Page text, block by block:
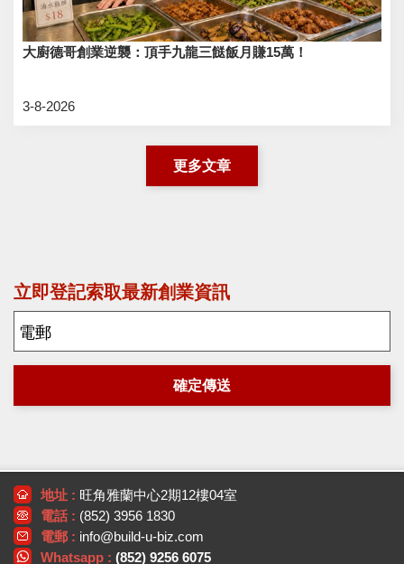
大廚德哥創業逆襲：頂手九龍三餸飯月賺15萬！
3-8-2026
更多文章
立即登記索取最新創業資訊
確定傳送
地址 : 旺角雅蘭中心2期12樓04室
電話 : (852) 3956 1830
電郵 : info@build-u-biz.com
Whatsapp : (852) 9256 6075